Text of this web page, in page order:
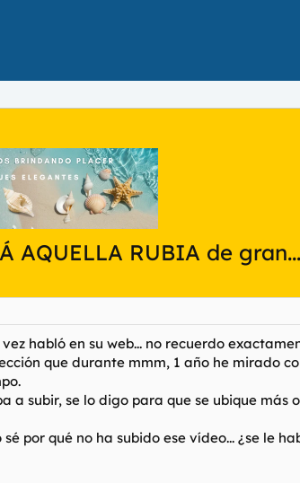
AQUELLA RUBIA de
habló en su web... no recuerdo
que durante mmm, 1 año he mirado
a subir, se lo digo para que se ubique más
por qué no ha subido ese vídeo... ¿se le